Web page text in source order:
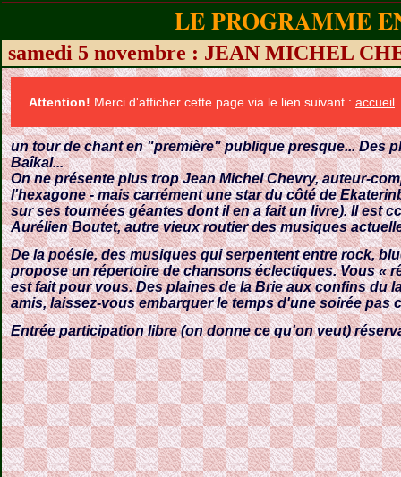
LE PROGRAMME
samedi 5 novembre : JEAN MICHEL
Attention! Merci d'afficher cette page via le lien suivant : accueil
un tour de chant en "première" publique presque... Des
Baîkal...
On ne présente plus trop Jean Michel Chevry, auteur-
l'hexagone - mais carrément une star du côté de
sur ses tournées géantes dont il en a fait un livre). Il est
Aurélien Boutet, autre vieux routier des musiques
De la poésie, des musiques qui serpentent entre rock,
propose un répertoire de chansons éclectiques. Vous «
est fait pour vous. Des plaines de la Brie aux confins du
amis, laissez-vous embarquer le temps d'une soirée pas
Entrée participation libre (on donne ce qu'on veut)